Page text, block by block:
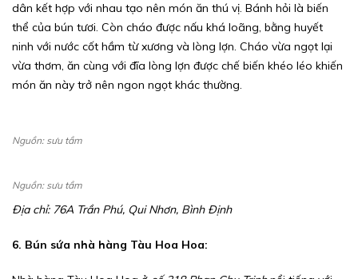
dân kết hợp với nhau tạo nên món ăn thú vị. Bánh hỏi là biến
thể của bún tươi. Còn cháo được nấu khá loãng, bằng huyết
ninh với nước cốt hầm từ xương và lòng lợn. Cháo vừa ngọt lại
vừa thơm, ăn cùng với đĩa lòng lợn được chế biến khéo léo khiến
món ăn này trở nên ngon ngọt khác thường.
Nguồn: sưu tầm
Nguồn: sưu tầm
Địa chỉ: 76A Trần Phú, Qui Nhơn, Bình Định
6. Bún sứa nhà hàng Tàu Hoa Hoa: